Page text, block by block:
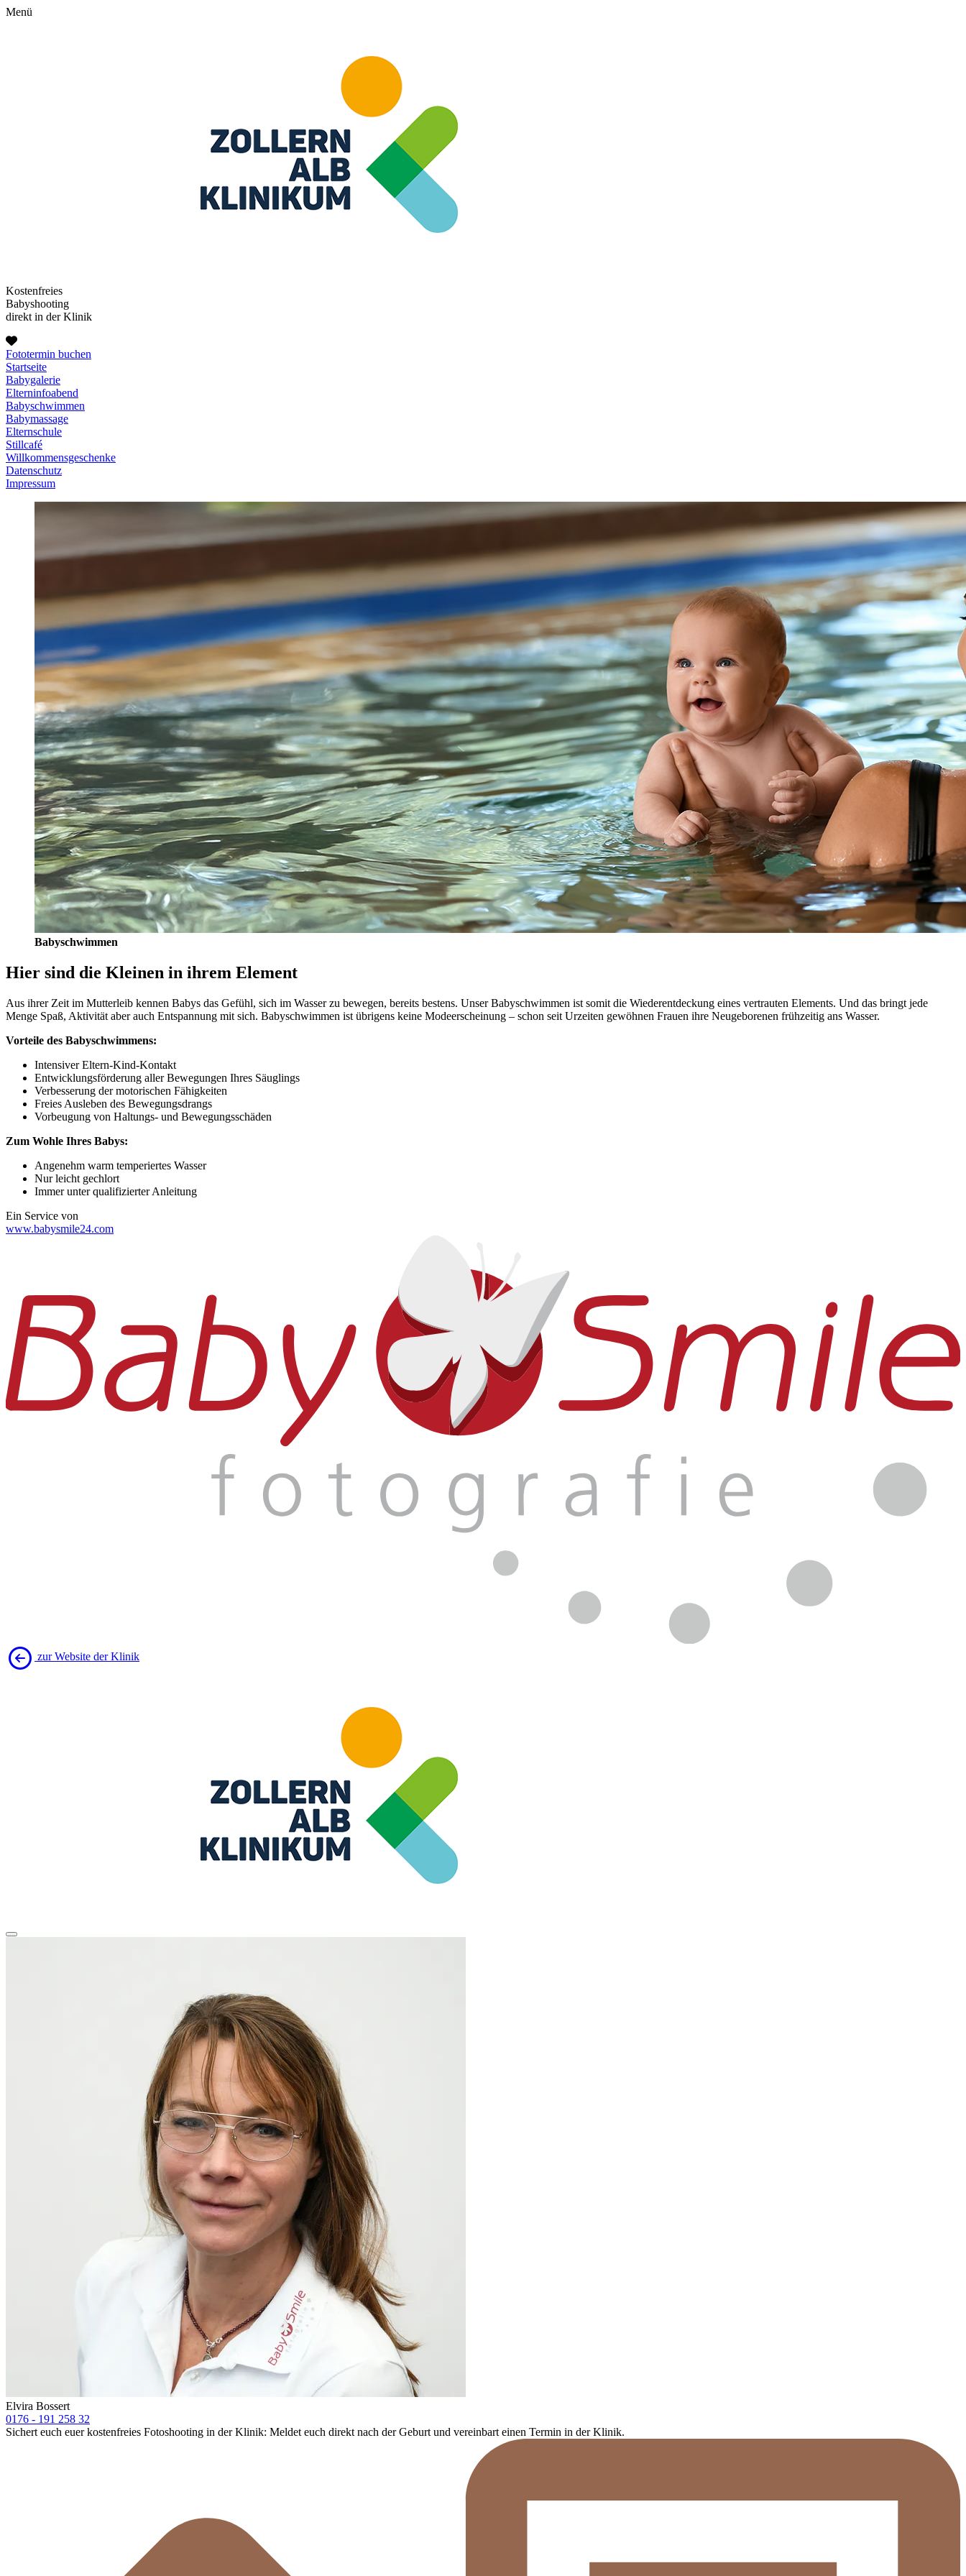
Menü
Kostenfreies
Babyshooting
direkt in der Klinik
Fototermin buchen
Startseite
Babygalerie
Elterninfoabend
Babyschwimmen
Babymassage
Elternschule
Stillcafé
Willkommensgeschenke
Datenschutz
Impressum
Babyschwimmen
Hier sind die Kleinen in ihrem Element
Aus ihrer Zeit im Mutterleib kennen Babys das Gefühl, sich im Wasser zu bewegen, bereits bestens. Unser Babyschwimmen ist somit die Wiederentdeckung eines vertrauten Elements. Und das bringt jede
Menge Spaß, Aktivität aber auch Entspannung mit sich. Babyschwimmen ist übrigens keine Modeerscheinung – schon seit Urzeiten gewöhnen Frauen ihre Neugeborenen frühzeitig ans Wasser.
Vorteile des Babyschwimmens:
Intensiver Eltern-Kind-Kontakt
Entwicklungsförderung aller Bewegungen Ihres Säuglings
Verbesserung der motorischen Fähigkeiten
Freies Ausleben des Bewegungsdrangs
Vorbeugung von Haltungs- und Bewegungsschäden
Zum Wohle Ihres Babys:
Angenehm warm temperiertes Wasser
Nur leicht gechlort
Immer unter qualifizierter Anleitung
Ein Service von
www.babysmile24.com
zur Website der Klinik
Elvira Bossert
0176 - 191 258 32
Sichert euch euer kostenfreies Fotoshooting in der Klinik: Meldet euch direkt nach der Geburt und vereinbart einen Termin in der Klinik.